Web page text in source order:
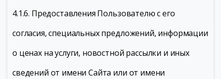
4.1.6. Предоставления Пользователю с его
согласия, специальных предложений, информации
о ценах на услуги, новостной рассылки и иных
сведений от имени Сайта или от имени